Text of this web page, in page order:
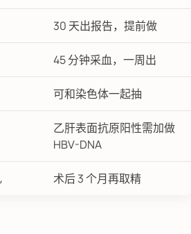
30 天出报告，提前做
45 分钟采血，一周出
可和染色体一起抽
乙肝表面抗原阳性需加做
HBV-DNA
术后 3 个月再取精